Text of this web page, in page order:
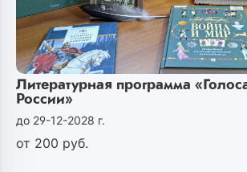
Литературная программа
России»
до 29-12-2028 г.
от 200 руб.